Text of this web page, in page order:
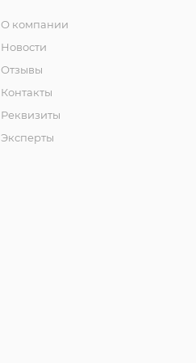
О компании
Новости
Отзывы
Контакты
Реквизиты
Эксперты